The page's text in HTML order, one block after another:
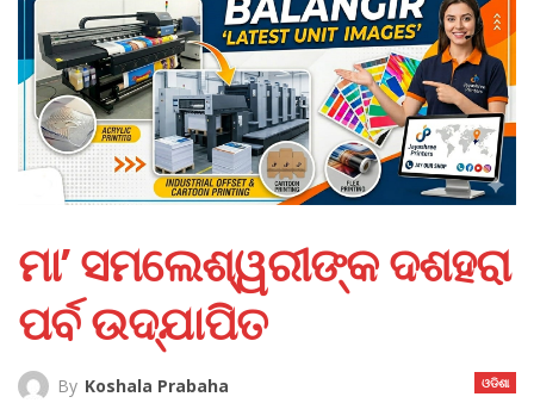
ମା’ ସମଲେଶ୍ୱରୀଙ୍କ ଦଶହରା
ପର୍ବ ଉଦ୍‌ଯାପିତ
ଓଡିଶା
By Koshala Prabaha